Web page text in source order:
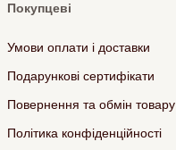
Покупцеві
Умови оплати і доставки
Подарункові сертифікати
Повернення та обмін товару
Політика конфіденційності